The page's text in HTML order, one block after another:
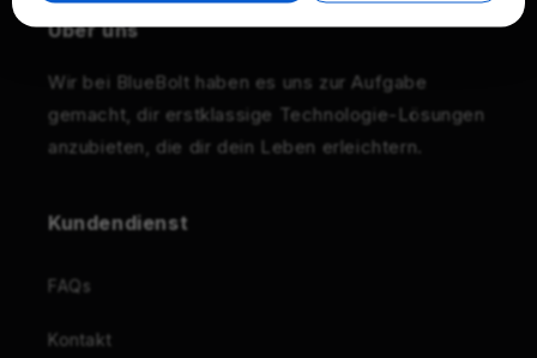
Über uns
Wir bei BlueBolt haben es uns zur Aufgabe
gemacht, dir erstklassige Technologie-Lösungen
anzubieten, die dir dein Leben erleichtern.
Kundendienst
FAQs
Kontakt